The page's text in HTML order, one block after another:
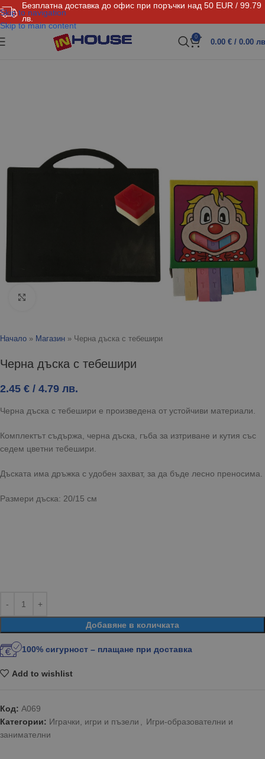
Безплатна доставка до офис при поръчки над 50 EUR / 99.79
лв.
Skip to navigation
Skip to main content
0
0.00 € / 0.00
Начало » Магазин » Черна дъска с тебешири
Черна дъска с тебешири
2.45 € / 4.79 лв.
Черна дъска с тебешири е произведена от устойчиви материали.
Комплектът съдържа, черна дъска, гъба за изтриване и кутия със
седем цветни тебешири.
Дъската има дръжка с удобен захват, за да бъде лесно преносима.
Размери дъска: 20/15 см
Добавяне в количката
100% сигурност – плащане при доставка
Add to wishlist
Код: А069
Категории: Играчки, игри и пъзели
Игри-образователни и
занимателни